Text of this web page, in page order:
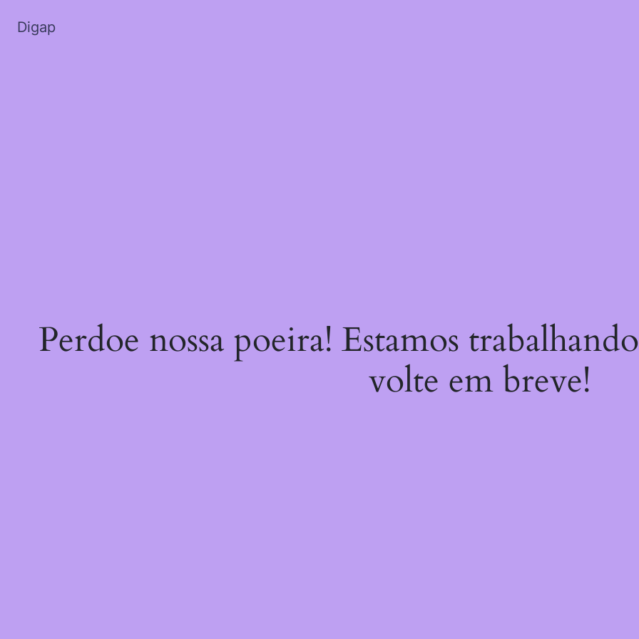
Digap
Perdoe nossa poeira! Estamos
volte em breve!